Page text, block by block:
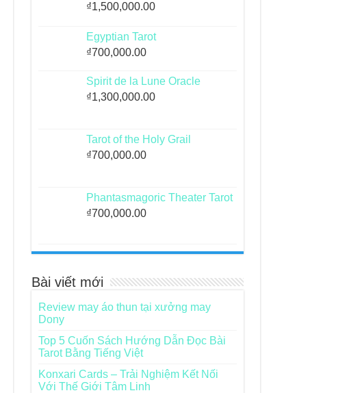
₫1,500,000.00
Egyptian Tarot
₫700,000.00
Spirit de la Lune Oracle
₫1,300,000.00
Tarot of the Holy Grail
₫700,000.00
Phantasmagoric Theater Tarot
₫700,000.00
Bài viết mới
Review may áo thun tại xưởng may
Dony
Top 5 Cuốn Sách Hướng Dẫn Đọc Bài
Tarot Bằng Tiếng Việt
Konxari Cards – Trải Nghiệm Kết Nối
Với Thế Giới Tâm Linh